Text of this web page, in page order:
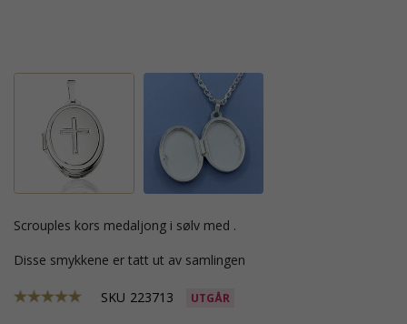
Scrouples kors medaljong i sølv med .
Disse smykkene er tatt ut av samlingen
SKU 223713 UTGÅR